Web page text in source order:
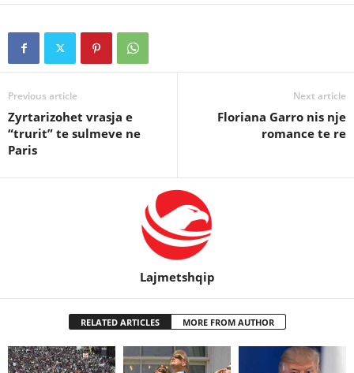
Previous article
Zyrtarizohet vrasja e
“trurit” te sulmeve ne
Paris
Next article
Floriana Garro nis nje
romance te re
Lajmetshqip
RELATED ARTICLES MORE FROM AUTHOR